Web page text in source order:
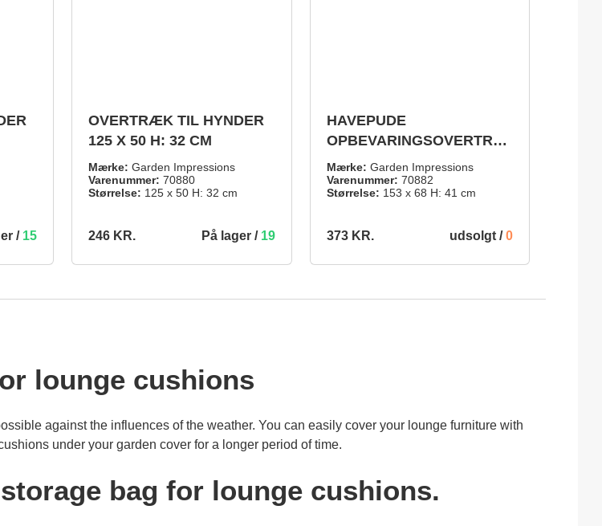
/ 15
OVERTRÆK TIL HYNDER
125 X 50 H: 32 CM
Mærke: Garden Impressions
Varenummer: 70880
Størrelse: 125 x 50 H: 32 cm
246 KR. På lager / 19
HAVEPUDE
OPBEVARINGSOVERTRÆ
K 153 X 68 H: 41 CM
Mærke: Garden Impressions
Varenummer: 70882
Størrelse: 153 x 68 H: 41 cm
373 KR. udsolgt /0
lounge cushions
against the influences of the weather. You can easily cover your lounge furniture with
under your garden cover for a longer period of time.
bag for lounge cushions.